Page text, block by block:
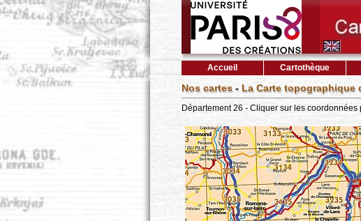
Accueil Cartothèque
Nos cartes- La Carte topographique
Département 26 - Cliquer sur les